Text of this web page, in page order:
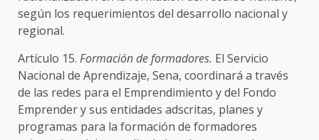
según los requerimientos del desarrollo nacional y
regional.
Artículo 15. Formación de formadores. El Servicio
Nacional de Aprendizaje, Sena, coordinará a través
de las redes para el Emprendimiento y del Fondo
Emprender y sus entidades adscritas, planes y
programas para la formación de formadores